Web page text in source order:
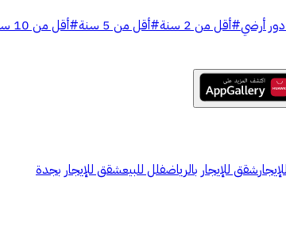
دور أرضي#أقل من 2 سنة #أقل من 5 سنة #أقل من 10 سنة
شقق للإيجار بالرياضفلل للبيعشقق للإيجار بجدة